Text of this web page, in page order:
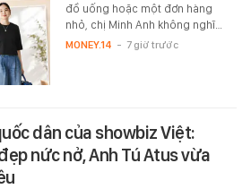
đồ uống hoặc một đơn hàng
nhỏ, chị Minh Anh không nghĩ…
MONEY.14 - 7 giờ trước
dân của showbiz Việt:
nức nở, Anh Tú Atus vừa